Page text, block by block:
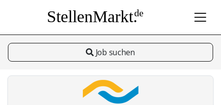
StellenMarkt.de
Job suchen